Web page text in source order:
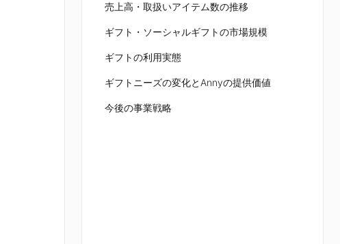
売上高・取扱いアイテム数の推移
ギフト・ソーシャルギフトの市場規模
ギフトの利用実態
ギフトニーズの変化とAnnyの提供価値
今後の事業戦略